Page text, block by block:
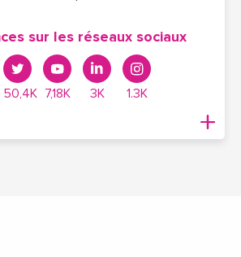
sur les réseaux sociaux
50,4K 7,18K 3K 1.3K